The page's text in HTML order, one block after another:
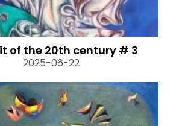
of the 20th century # 3
2025-06-22